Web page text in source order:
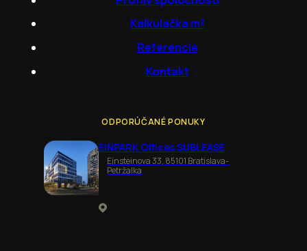
Kalkulačka m²
Referencie
Kontakt
ODPORÚČANÉ PONUKY
EINPARK Offices SUBLEASE
Einsteinova 33, 85101 Bratislava-
Petržalka